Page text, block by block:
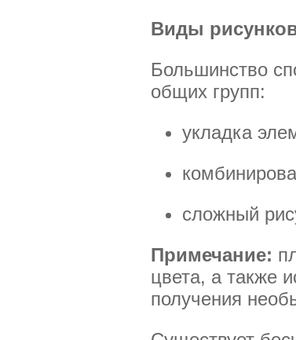
Виды
Большинство
общих групп:
укладка
сложный
Примечание:
цвета, а также
получения